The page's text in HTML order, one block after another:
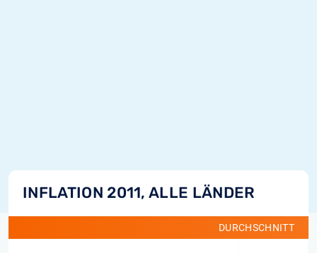
INFLATION 2011, ALLE LÄNDER
DURCHSCHNITT